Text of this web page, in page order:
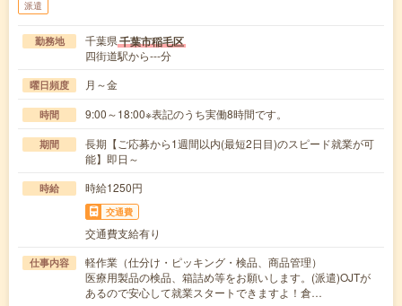
派遣
勤務地 千葉県千葉市稲毛区
四街道駅から---分
曜日頻度 月～金
時間 9:00～18:00※表記のうち実働8時間です。
期間
長期【ご応募から1週間以内(最短2日目)のスピード就業が可
能】即日～
時給 時給1250円
交通費
交通費支給有り
仕事内容
軽作業（仕分け・ピッキング・検品、商品管理）
医療用製品の検品、箱詰め等をお願いします。(派遣)OJTが
あるので安心して就業スタートできますよ！倉…